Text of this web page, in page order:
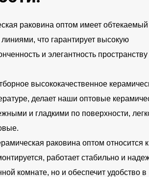
раковина оптом имеет обтекаемый
что гарантирует высокую
и элегантность пространству
высококачественное
делает наши оптовые
и гладкими по поверхности,
раковина оптом относится к
работает стабильно и
комнате, но и обеспечит удобство в